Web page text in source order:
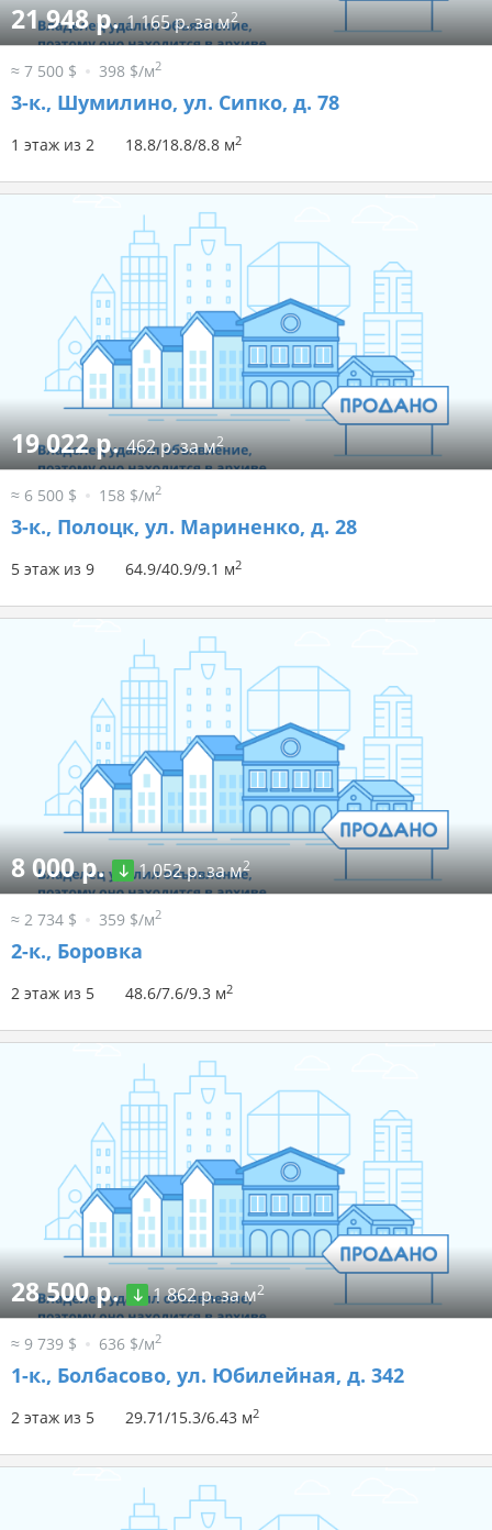
21 948 р.1 165 р. за м2
≈ 7 500 $ 398 $/м2
3-к., Шумилино, ул. Сипко, д. 78
1 этаж из 2 18.8/18.8/8.8 м2
19 022 р.462 р. за м2
≈ 6 500 $ 158 $/м2
3-к., Полоцк, ул. Мариненко, д. 28
5 этаж из 9 64.9/40.9/9.1 м2
8 000 р. 1 052 р. за м2
≈ 2 734 $ 359 $/м2
2-к., Боровка
2 этаж из 5 48.6/7.6/9.3 м2
28 500 р. 1 862 р. за м2
≈ 9 739 $ 636 $/м2
1-к., Болбасово, ул. Юбилейная, д. 342
2 этаж из 5 29.71/15.3/6.43 м2